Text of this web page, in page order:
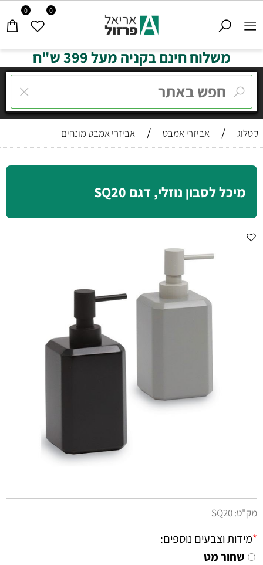
0 0
משלוח חינם בקניה מעל 399 ש"ח
קטלוג / אביזרי אמבט / אביזרי אמבט מונחים
מיכל לסבון נוזלי, דגם SQ20
מק"ט:SQ20
*מידות וצבעים נוספים:
שחור מט